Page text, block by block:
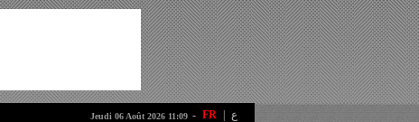
- FR ع Jeudi 06 Août 2026 11:09